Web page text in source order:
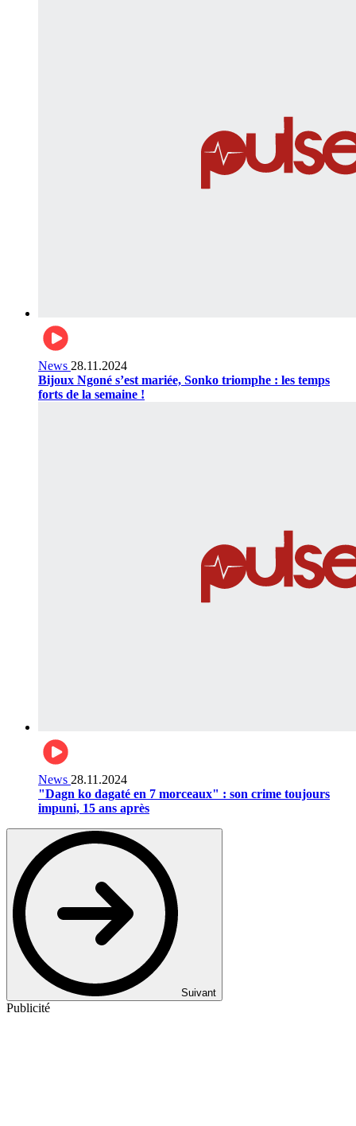
News 28.11.2024
Bijoux Ngoné s’est mariée, Sonko triomphe : les temps
forts de la semaine !
News 28.11.2024
"Dagn ko dagaté en 7 morceaux" : son crime toujours
impuni, 15 ans après
Suivant
Publicité